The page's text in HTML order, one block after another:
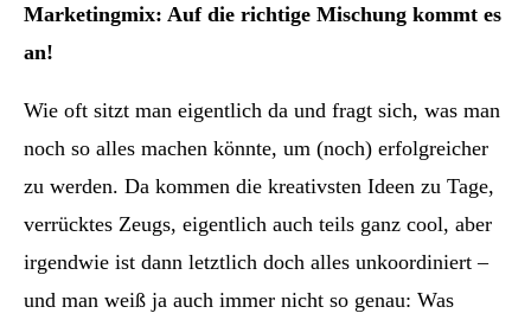
Marketingmix: Auf die richtige Mischung kommt es
an!
Wie oft sitzt man eigentlich da und fragt sich, was man
noch so alles machen könnte, um (noch) erfolgreicher
zu werden. Da kommen die kreativsten Ideen zu Tage,
verrücktes Zeugs, eigentlich auch teils ganz cool, aber
irgendwie ist dann letztlich doch alles unkoordiniert –
und man weiß ja auch immer nicht so genau: Was